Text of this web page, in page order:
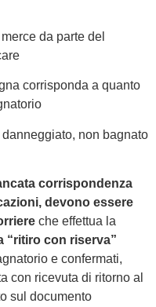
da parte del
corrisponda a quanto
non bagnato
corrispondenza
devono essere
che effettua la
“ritiro con riserva”
e confermati,
con ricevuta di ritorno al
sul documento